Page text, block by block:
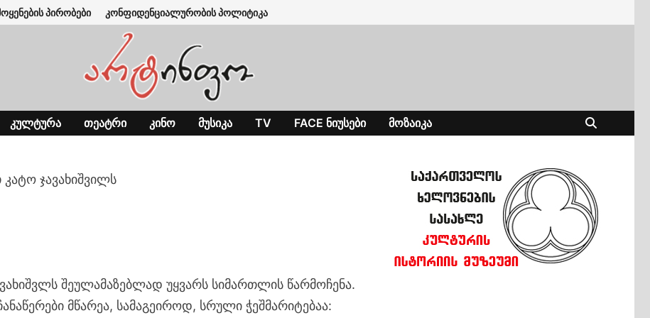
პირობები კონფიდენციალურობის პოლიტიკა
ᲙᲣᲚᲢᲣᲠᲐ ᲗᲔᲐᲢᲠᲘ ᲙᲘᲜᲝ ᲛᲣᲡᲘᲙᲐ TV FACE ᲜᲘᲣᲡᲔᲑᲘ ᲛᲝᲖᲐᲘᲙᲐ
კატო ჯავახიშვილს
შეულამაზებლად უყვარს სიმართლის წარმოჩენა.
მწარეა, სამაგეიროდ, სრული ჭეშმარიტებაა: